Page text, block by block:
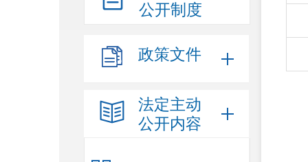
公开制度
政策文件
法定主动
公开内容